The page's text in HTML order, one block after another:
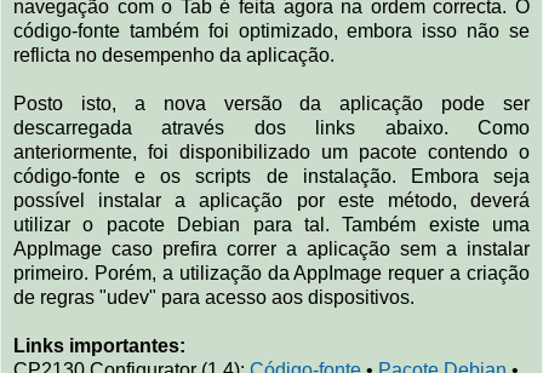
navegação com o Tab é feita agora na ordem correcta. O
código-fonte também foi optimizado, embora isso não se
reflicta no desempenho da aplicação.
Posto isto, a nova versão da aplicação pode ser
descarregada através dos links abaixo. Como
anteriormente, foi disponibilizado um pacote contendo o
código-fonte e os scripts de instalação. Embora seja
possível instalar a aplicação por este método, deverá
utilizar o pacote Debian para tal. Também existe uma
AppImage caso prefira correr a aplicação sem a instalar
primeiro. Porém, a utilização da AppImage requer a criação
de regras "udev" para acesso aos dispositivos.
Links importantes: